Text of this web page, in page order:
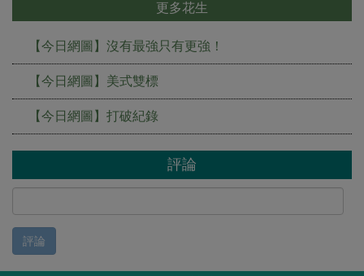
更多花生
【今日網圖】沒有最強只有更強！
【今日網圖】美式雙標
【今日網圖】打破紀錄
評論
評論